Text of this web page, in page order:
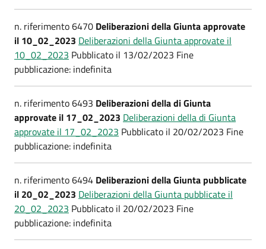
n. riferimento 6470 Deliberazioni della Giunta approvate
il 10_02_2023 Deliberazioni della Giunta approvate il
10_02_2023 Pubblicato il 13/02/2023 Fine
pubblicazione: indefinita
n. riferimento 6493 Deliberazioni della di Giunta
approvate il 17_02_2023 Deliberazioni della di Giunta
approvate il 17_02_2023 Pubblicato il 20/02/2023 Fine
pubblicazione: indefinita
n. riferimento 6494 Deliberazioni della Giunta pubblicate
il 20_02_2023 Deliberazioni della Giunta pubblicate il
20_02_2023 Pubblicato il 20/02/2023 Fine
pubblicazione: indefinita